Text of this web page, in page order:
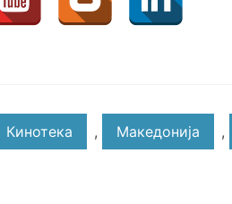
Кинотека , Македонија ,